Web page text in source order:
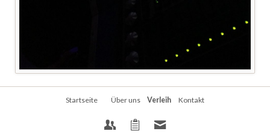
Navigation
Startseite Über uns Verleih Kontakt